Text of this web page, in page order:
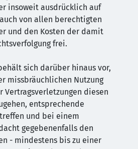
insoweit ausdrücklich auf
von allen berechtigten
und den Kosten der damit
frei.
sich darüber hinaus vor,
missbräuchlichen Nutzung
Vertragsverletzungen diesen
entsprechende
und bei einem
gegebenenfalls den
- mindestens bis zu einer